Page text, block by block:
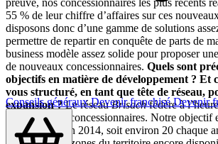
Conseils générauxDevenir franchiséDevenir
55 % de leur chiffre d’affaires sur ces
disposons donc d’une gamme de solutions
permettre de repartir en conquête de parts de
business modèle assez solide pour proposer
de nouveaux concessionnaires. Quels sont
objectifs en matière de développement ? Et
vous structuré, en tant que tête de réseau,
expansion ?Le réseauBrisachfédère à
140 magasins concessionnaires. Notre objectif
plus à l’horizon 2014, soit environ 20 chaque